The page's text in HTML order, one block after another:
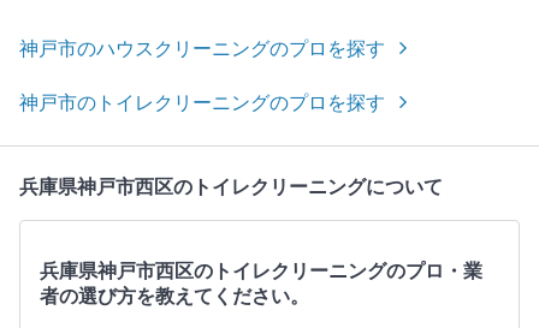
神戸市のハウスクリーニングのプロを探す
神戸市のトイレクリーニングのプロを探す
兵庫県神戸市西区のトイレクリーニングについて
兵庫県神戸市西区のトイレクリーニングのプロ・業
者の選び方を教えてください。